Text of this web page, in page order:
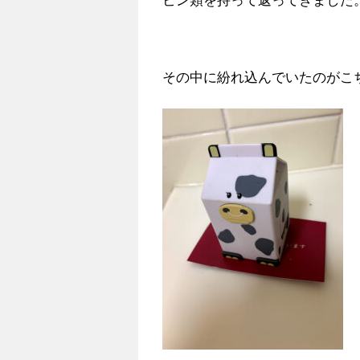
その中に紛れ込んでいたのがこ